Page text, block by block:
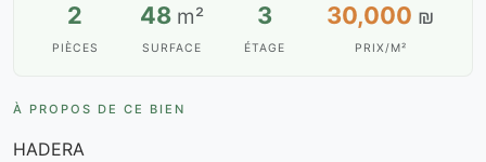
2
PIÈCES
48m²
SURFACE
3
ÉTAGE
30,000 ₪
PRIX/M²
À PROPOS DE CE BIEN
HADERA